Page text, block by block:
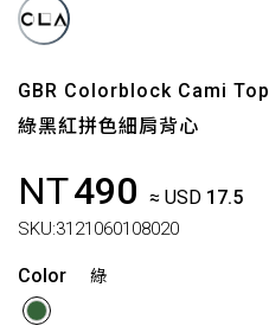
GBR Colorblock Cami Top
綠黑紅拼色細肩背心
NT490 ≈ USD 17.5
SKU:3121060108020
Color 綠